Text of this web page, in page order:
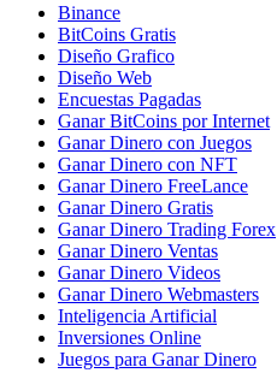
Binance
BitCoins Gratis
Diseño Grafico
Diseño Web
Encuestas Pagadas
Ganar BitCoins por Internet
Ganar Dinero con Juegos
Ganar Dinero con NFT
Ganar Dinero FreeLance
Ganar Dinero Gratis
Ganar Dinero Trading Forex
Ganar Dinero Ventas
Ganar Dinero Videos
Ganar Dinero Webmasters
Inteligencia Artificial
Inversiones Online
Juegos para Ganar Dinero